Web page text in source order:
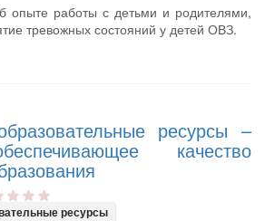
опыте работы с детьми и родителями,
тревожных состояний у детей ОВЗ.
ресурсы –
качество
ресурсы